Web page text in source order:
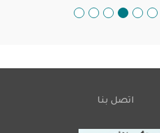
اتصل بنا